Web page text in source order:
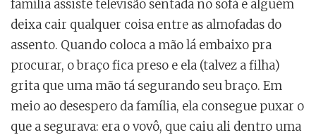
família assiste televisão sentada no sofá e alguém
deixa cair qualquer coisa entre as almofadas do
assento. Quando coloca a mão lá embaixo pra
procurar, o braço fica preso e ela (talvez a filha)
grita que uma mão tá segurando seu braço. Em
meio ao desespero da família, ela consegue puxar o
que a segurava: era o vovô, que caiu ali dentro uma